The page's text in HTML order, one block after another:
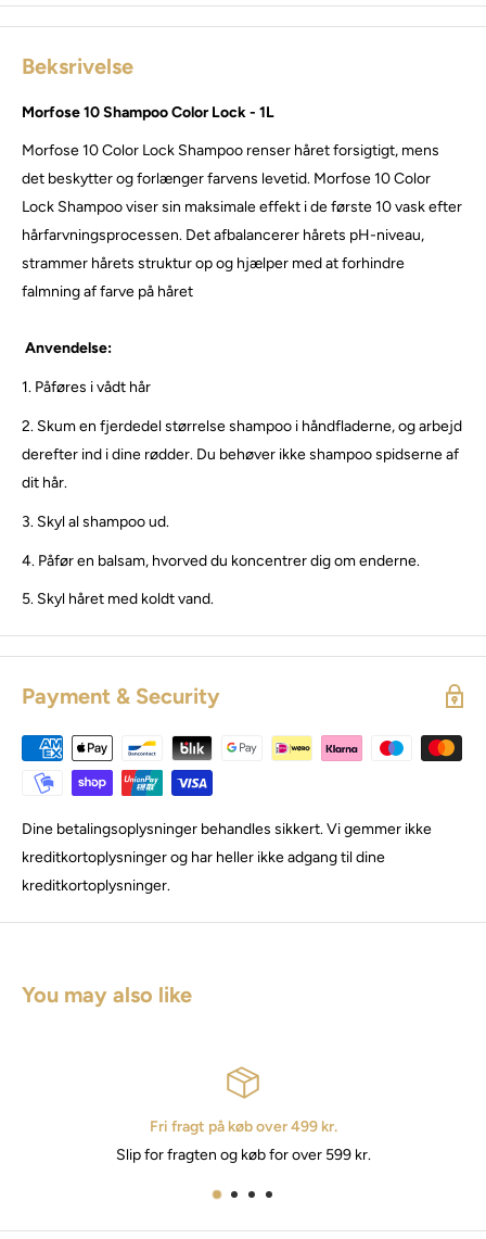
Beksrivelse
Morfose 10 Shampoo Color Lock - 1L
Morfose 10 Color Lock Shampoo renser håret forsigtigt, mens
det beskytter og forlænger farvens levetid. Morfose 10 Color
Lock Shampoo viser sin maksimale effekt i de første 10 vask efter
hårfarvningsprocessen. Det afbalancerer hårets pH-niveau,
strammer hårets struktur op og hjælper med at forhindre
falmning af farve på håret
Anvendelse:
1. Påføres i vådt hår
2. Skum en fjerdedel størrelse shampoo i håndfladerne, og arbejd
derefter ind i dine rødder. Du behøver ikke shampoo spidserne af
dit hår.
3. Skyl al shampoo ud.
4. Påfør en balsam, hvorved du koncentrer dig om enderne.
5. Skyl håret med koldt vand.
Payment & Security
Dine betalingsoplysninger behandles sikkert. Vi gemmer ikke
kreditkortoplysninger og har heller ikke adgang til dine
kreditkortoplysninger.
You may also like
Fri fragt på køb over 499 kr.
Slip for fragten og køb for over 599 kr.